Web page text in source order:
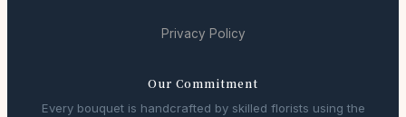
Privacy Policy
Our Commitment
Every bouquet is handcrafted by skilled florists using the